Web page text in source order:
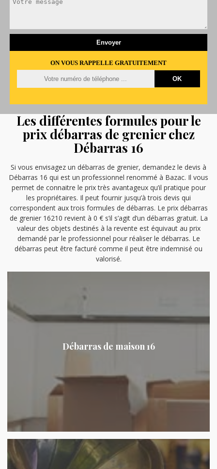
ON VOUS RAPPELLE GRATUITEMENT
Les différentes formules pour le
prix débarras de grenier chez
Débarras 16
Si vous envisagez un débarras de grenier, demandez le devis à
Débarras 16 qui est un professionnel renommé à Bazac. Il vous
permet de connaitre le prix très avantageux qu’il pratique pour
les propriétaires. Il peut fournir jusqu’à trois devis qui
correspondent aux trois formules de débarras. Le prix débarras
de grenier 16210 revient à 0 € s’il s’agit d’un débarras gratuit. La
valeur des objets destinés à la revente est équivaut au prix
demandé par le professionnel pour réaliser le débarras. Le
débarras peut être facturé comme il peut être indemnisé ou
valorisé.
Débarras de maison 16